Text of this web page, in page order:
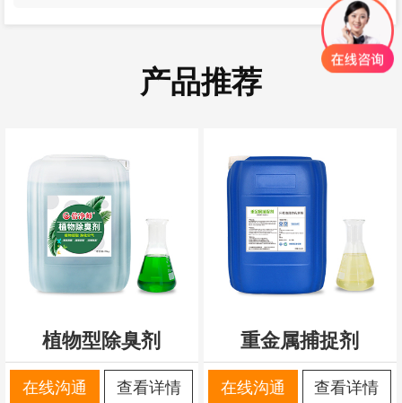
产品推荐
植物型除臭剂
在线沟通 查看详情
重金属捕捉剂
在线沟通 查看详情